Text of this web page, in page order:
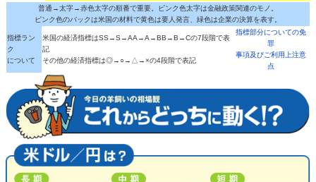
普通→太字→赤色太字の順番で重要。ピンク色太字は金融政策関連のモノ。
ピンク色のバックは米国の材料で黄色は要人発言、緑色は企業の決算を表す。
指標ラン
ク
について
米国の経済指標はSS→S→AA→A→BB→B→Cの7段階で表
記
その他の経済指標は◎→○→△→×の4段階で表記
指標部分についての免
罪
事項及びご利用上注意
点